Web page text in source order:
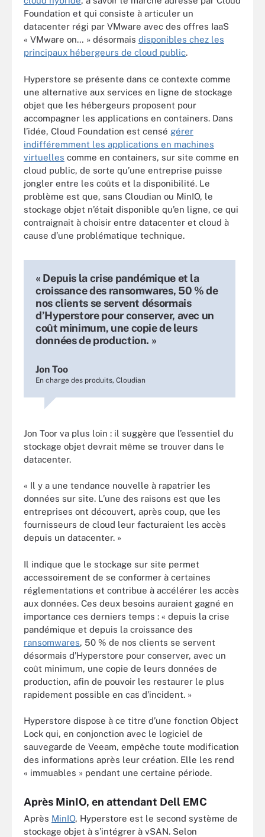
Foundation et qui consiste à articuler un
datacenter régi par VMware avec des offres IaaS
« VMware on… » désormais disponibles chez les
principaux hébergeurs de cloud public.
Hyperstore se présente dans ce contexte comme
une alternative aux services en ligne de stockage
objet que les hébergeurs proposent pour
accompagner les applications en containers. Dans
l’idée, Cloud Foundation est censé gérer
indifféremment les applications en machines
virtuelles comme en containers, sur site comme en
cloud public, de sorte qu’une entreprise puisse
jongler entre les coûts et la disponibilité. Le
problème est que, sans Cloudian ou MinIO, le
stockage objet n’était disponible qu’en ligne, ce qui
contraignait à choisir entre datacenter et cloud à
cause d’une problématique technique.
« Depuis la crise pandémique et la
croissance des ransomwares, 50 % de
nos clients se servent désormais
d’Hyperstore pour conserver, avec un
coût minimum, une copie de leurs
données de production. »
Jon Too
En charge des produits, Cloudian
Jon Toor va plus loin : il suggère que l’essentiel du
stockage objet devrait même se trouver dans le
datacenter.
« Il y a une tendance nouvelle à rapatrier les
données sur site. L’une des raisons est que les
entreprises ont découvert, après coup, que les
fournisseurs de cloud leur facturaient les accès
depuis un datacenter. »
Il indique que le stockage sur site permet
accessoirement de se conformer à certaines
réglementations et contribue à accélérer les accès
aux données. Ces deux besoins auraient gagné en
importance ces derniers temps : « depuis la crise
pandémique et depuis la croissance des
ransomwares, 50 % de nos clients se servent
désormais d’Hyperstore pour conserver, avec un
coût minimum, une copie de leurs données de
production, afin de pouvoir les restaurer le plus
rapidement possible en cas d’incident. »
Hyperstore dispose à ce titre d’une fonction Object
Lock qui, en conjonction avec le logiciel de
sauvegarde de Veeam, empêche toute modification
des informations après leur création. Elle les rend
« immuables » pendant une certaine période.
Après MinIO, en attendant Dell EMC
Après MinIO, Hyperstore est le second système de
stockage objet à s’intégrer à vSAN. Selon